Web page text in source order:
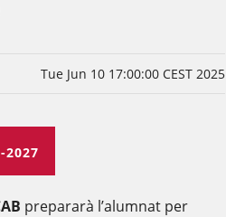
Tue Jun 10 17:00:00 CEST 2025
2027
prepararà l’alumnat per